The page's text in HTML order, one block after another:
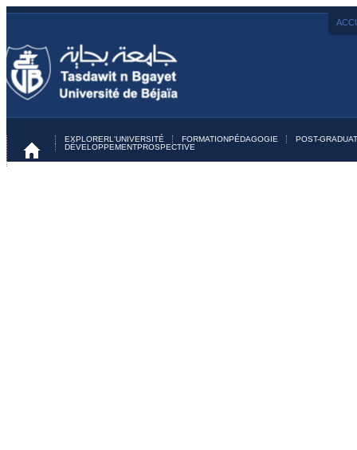
EXPLORERL'UNIVERSITÉ FORMATIONPÉDAGOGIE
POST-
DÉVELOPPEMENTPROSPECTIVE